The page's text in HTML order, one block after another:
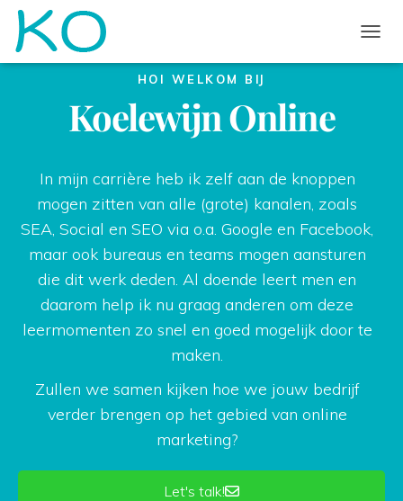
HOI WELKOM BIJ
Koelewijn Online
In mijn carrière heb ik zelf aan de knoppen
mogen zitten van alle (grote) kanalen, zoals
SEA, Social en SEO via o.a. Google en Facebook,
maar ook bureaus en teams mogen aansturen
die dit werk deden. Al doende leert men en
daarom help ik nu graag anderen om deze
leermomenten zo snel en goed mogelijk door te
maken.
Zullen we samen kijken hoe we jouw bedrijf
verder brengen op het gebied van online
marketing?
Let's talk!